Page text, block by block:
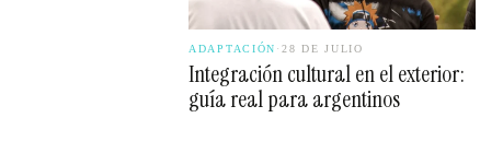
ADAPTACIÓN · 28 DE JULIO
Integración cultural en el exterior:
guía real para argentinos